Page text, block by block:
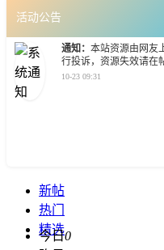
活动公告
通知： 本站资源由网友
行投诉，资源失效请在
10-23 09:31
新帖
热门
精选
今日0